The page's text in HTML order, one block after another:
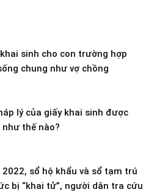
sinh cho con trường hợp
chung như vợ chồng
lý của giấy khai sinh được
như thế nào?
2022, sổ hộ khẩu và sổ tạm trú
bị “khai tử”, người dân tra cứu